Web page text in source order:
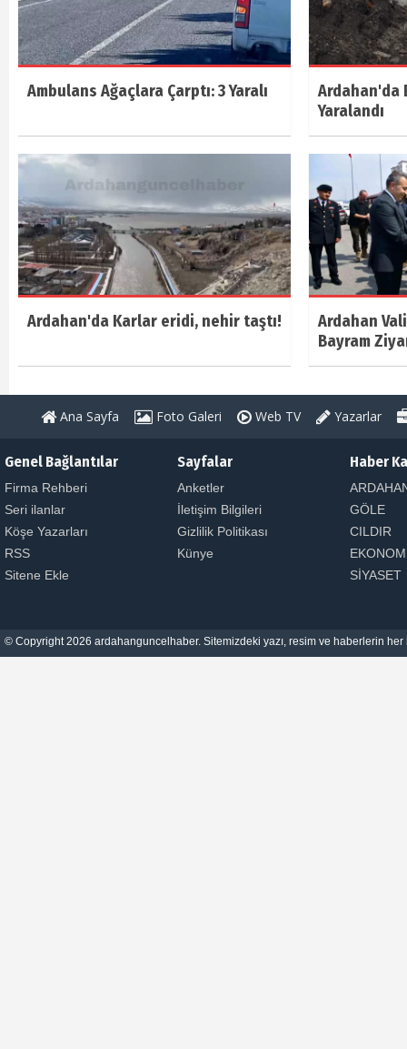
Ambulans Ağaçlara Çarptı: 3 Yaralı
Ardahan'da
Yaralandı
Ardahan'da Karlar eridi, nehir taştı!
Ardahan
Bayram
Ana Sayfa Foto Galeri Web TV Yazarlar
Genel Bağlantılar
Firma Rehberi
Seri ilanlar
Köşe Yazarları
RSS
Sitene Ekle
Sayfalar
Anketler
İletişim Bilgileri
Gizlilik Politikası
Künye
Haber
GÖLE
CILDIR
SİYASET
© Copyright 2026 ardahanguncelhaber. Sitemizdeki yazı, resim ve haberlerin her